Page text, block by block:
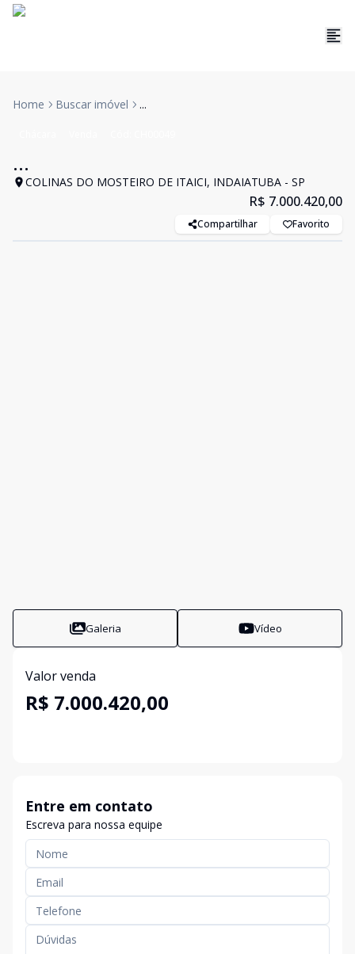
Home Buscar imóvel ...
...
COLINAS DO MOSTEIRO DE ITAICI, INDAIATUBA - SP
R$ 7.000.420,00
Compartilhar Favorito
Galeria Vídeo
Valor venda
R$ 7.000.420,00
Entre em contato
Escreva para nossa equipe